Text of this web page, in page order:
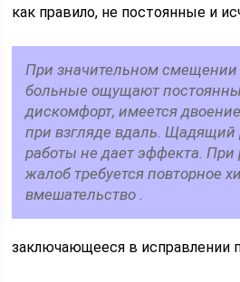
как правило, не постоянные и
При значительном
больные ощущают
дискомфорт, имеется
при взгляде вдаль. Щадящий
работы не дает эффекта. При
жалоб требуется повторное
вмешательство .
заключающееся в исправлении